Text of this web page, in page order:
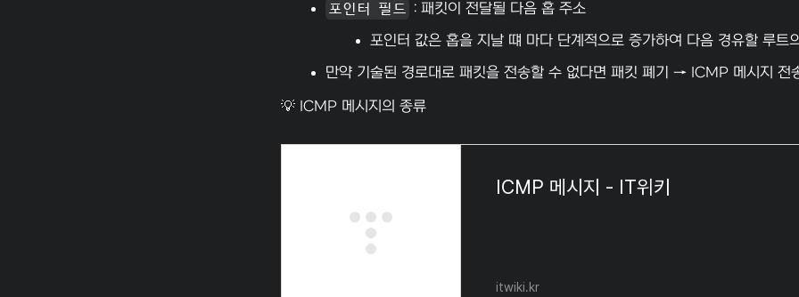
포인터 필드 : 패킷이 전달될 다음 홉 주소
포인터 값은 홉을 지날 떄 마다 단계적으로 증가하여 다음 경유할 루트
만약 기술된 경로대로 패킷을 전송할 수 없다면 패킷 폐기 → ICMP 메시지 전
💡 ICMP 메시지의 종류
ICMP 메시지 - IT위키
itwiki.kr